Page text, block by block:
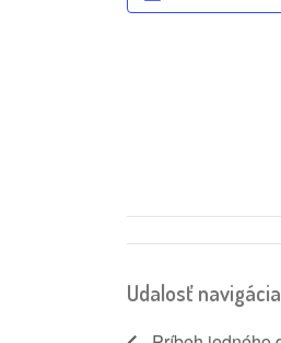
Udalosť navigácia